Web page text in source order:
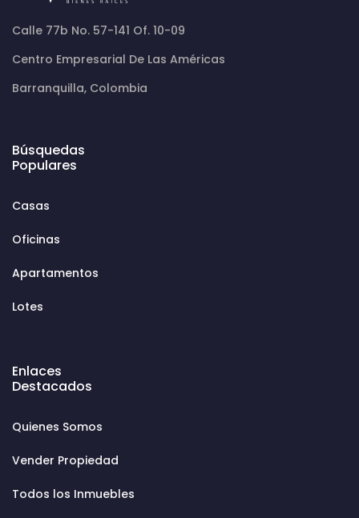
Calle 77b No. 57-141 Of. 10-09
Centro Empresarial De Las Américas
Barranquilla, Colombia
Búsquedas
Populares
Casas
Oficinas
Apartamentos
Lotes
Enlaces
Destacados
Quienes Somos
Vender Propiedad
Todos los Inmuebles